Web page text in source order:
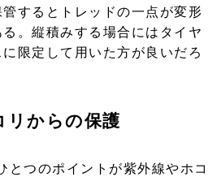
するとトレッドの一点が変形
。縦積みする場合にはタイヤ
限定して用いた方が良いだろ
からの保護
とつのポイントが紫外線やホコ